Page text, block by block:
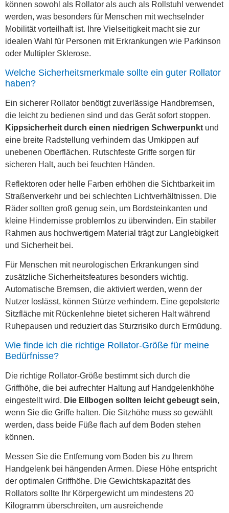
können sowohl als Rollator als auch als Rollstuhl verwendet
werden, was besonders für Menschen mit wechselnder
Mobilität vorteilhaft ist. Ihre Vielseitigkeit macht sie zur
idealen Wahl für Personen mit Erkrankungen wie Parkinson
oder Multipler Sklerose.
Welche Sicherheitsmerkmale sollte ein guter Rollator
haben?
Ein sicherer Rollator benötigt zuverlässige Handbremsen,
die leicht zu bedienen sind und das Gerät sofort stoppen.
Kippsicherheit durch einen niedrigen Schwerpunkt und
eine breite Radstellung verhindern das Umkippen auf
unebenen Oberflächen. Rutschfeste Griffe sorgen für
sicheren Halt, auch bei feuchten Händen.
Reflektoren oder helle Farben erhöhen die Sichtbarkeit im
Straßenverkehr und bei schlechten Lichtverhältnissen. Die
Räder sollten groß genug sein, um Bordsteinkanten und
kleine Hindernisse problemlos zu überwinden. Ein stabiler
Rahmen aus hochwertigem Material trägt zur Langlebigkeit
und Sicherheit bei.
Für Menschen mit neurologischen Erkrankungen sind
zusätzliche Sicherheitsfeatures besonders wichtig.
Automatische Bremsen, die aktiviert werden, wenn der
Nutzer loslässt, können Stürze verhindern. Eine gepolsterte
Sitzfläche mit Rückenlehne bietet sicheren Halt während
Ruhepausen und reduziert das Sturzrisiko durch Ermüdung.
Wie finde ich die richtige Rollator-Größe für meine
Bedürfnisse?
Die richtige Rollator-Größe bestimmt sich durch die
Griffhöhe, die bei aufrechter Haltung auf Handgelenkhöhe
eingestellt wird. Die Ellbogen sollten leicht gebeugt sein,
wenn Sie die Griffe halten. Die Sitzhöhe muss so gewählt
werden, dass beide Füße flach auf dem Boden stehen
können.
Messen Sie die Entfernung vom Boden bis zu Ihrem
Handgelenk bei hängenden Armen. Diese Höhe entspricht
der optimalen Griffhöhe. Die Gewichtskapazität des
Rollators sollte Ihr Körpergewicht um mindestens 20
Kilogramm überschreiten, um ausreichende